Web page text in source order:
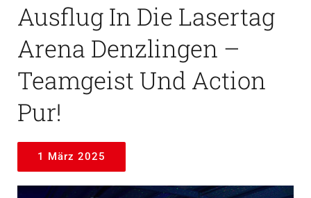
Ausflug In Die Lasertag
Arena Denzlingen –
Teamgeist Und Action
Pur!
1 März 2025